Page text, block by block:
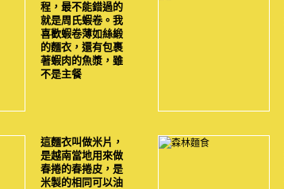
程，最不能錯過的
就是周氏蝦卷。我
喜歡蝦卷薄如絲緞
的麵衣，還有包裹
著蝦肉的魚漿，雖
不是主餐
這麵衣叫做米片，
是越南當地用來做
春捲的春捲皮，是
米製的相同可以油